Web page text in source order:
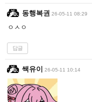
동행복권 26-05-11 08:29
ㅇㅅㅇ
답글
쌕유이 26-05-11 10:14